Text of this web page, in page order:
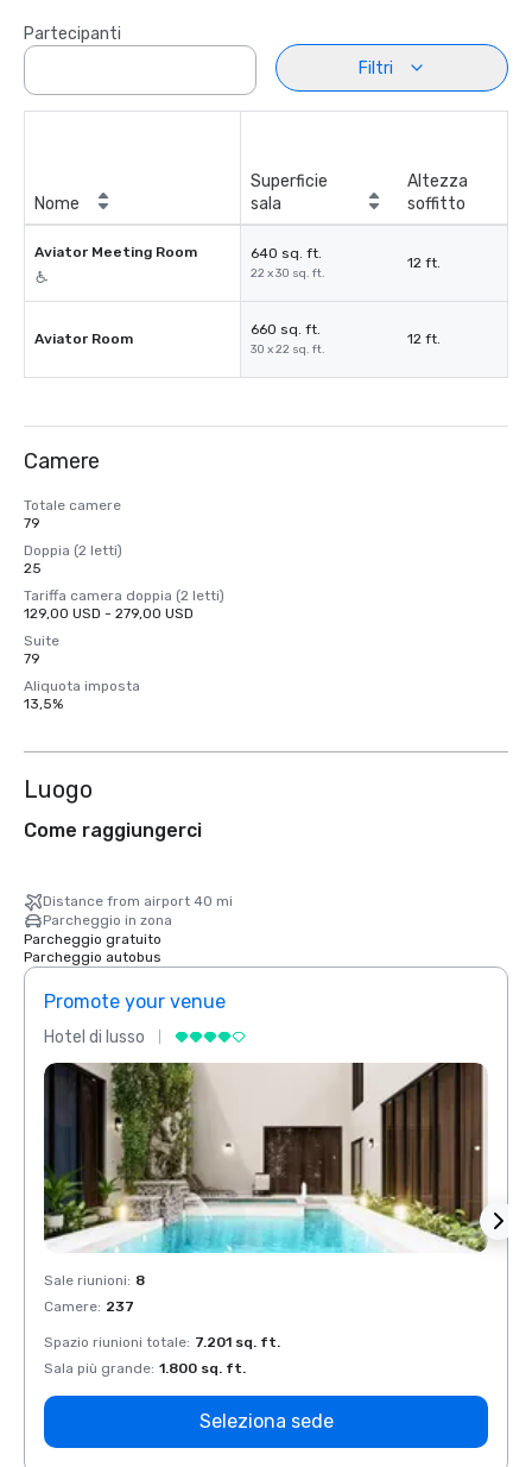
Partecipanti
Filtri
Nome
Superficie
sala
Altezza
soffitto
Aviator Meeting Room 640 sq. ft.
22 x 30 sq. ft.
12 ft.
Aviator Room
660 sq. ft.
30 x 22 sq. ft.
12 ft.
Camere
Totale camere
79
Doppia (2 letti)
25
Tariffa camera doppia (2 letti)
129,00 USD - 279,00 USD
Suite
79
Aliquota imposta
13,5%
Luogo
Come raggiungerci
Distance from airport 40 mi
Parcheggio in zona
Parcheggio gratuito
Parcheggio autobus
Promote your venue
Hotel di lusso
Sale riunioni: 8
Camere: 237
Spazio riunioni totale: 7.201 sq. ft.
Sala più grande: 1.800 sq. ft.
Seleziona sede